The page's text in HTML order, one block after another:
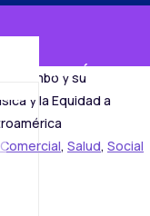
MENÚ
Comercial, Salud, Social